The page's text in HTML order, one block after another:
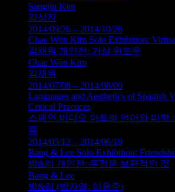
Sangjin Kim
김상진
2014/09/26 – 2014/10/26
Chae Won Kim Solo Exhibition:
김채원 개인전: 가상 윈도우
Chae Won Kim
김채원
2014/07/08 – 2014/08/09
Languages and Aesthetics of Spanish
Critical Practices
스페인 비디오 아트의 언어와 미학
들
2014/05/12 – 2014/06/19
Bang & Lee Solo Exhibition:
방&리 개인전: 우정은 보편적인 것
Bang & Lee
방&리 (방자영, 이윤준)